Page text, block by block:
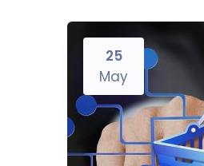
25
May